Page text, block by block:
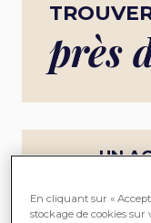
près
UN
En cliquant sur «
stockage de cookies